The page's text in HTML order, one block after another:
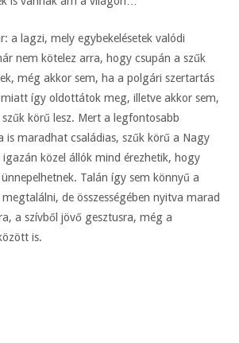
a lagzi, mely egybekelésetek valódi
nem kötelez arra, hogy csupán a szűk
még akkor sem, ha a polgári szertartás
így oldottátok meg, illetve akkor sem,
szűk körű lesz. Mert a legfontosabb
is maradhat családias, szűk körű a Nagy
közel állók mind érezhetik, hogy
Talán így sem könnyű a
de összességében nyitva marad
a szívből jövő gesztusra, még a
is.